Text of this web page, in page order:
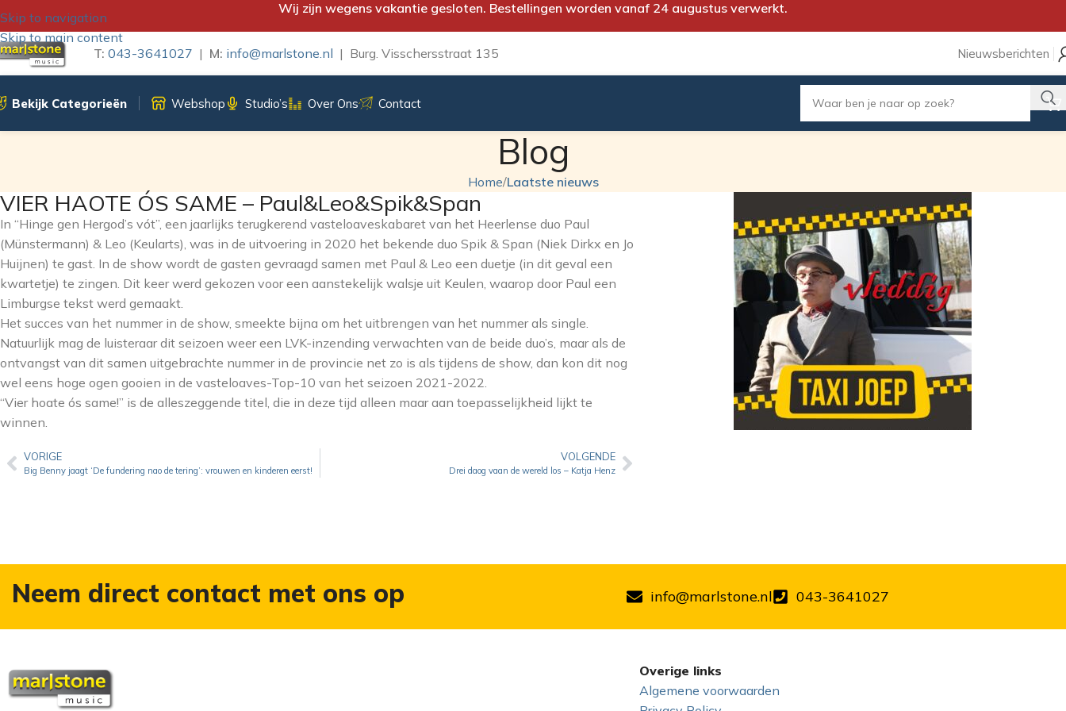
Skip to navigation
Skip to main content
Wij zijn wegens vakantie gesloten. Bestellingen worden vanaf 24 augustus verwerkt.
T: 043-3641027 | M: info@marlstone.nl | Burg. Visschersstraat 135 Nieuwsberichten
Bekijk Categorieën Webshop Studio’s Over Ons Contact
Blog
Home/Laatste nieuws
VIER HAOTE ÓS SAME – Paul&Leo&Spik&Span
In “Hinge gen Hergod’s vót”, een jaarlijks terugkerend vasteloaveskabaret van het Heerlense duo Paul
(Münstermann) & Leo (Keularts), was in de uitvoering in 2020 het bekende duo Spik & Span (Niek Dirkx en Jo
Huijnen) te gast. In de show wordt de gasten gevraagd samen met Paul & Leo een duetje (in dit geval een
kwartetje) te zingen. Dit keer werd gekozen voor een aanstekelijk walsje uit Keulen, waarop door Paul een
Limburgse tekst werd gemaakt.
Het succes van het nummer in de show, smeekte bijna om het uitbrengen van het nummer als single.
Natuurlijk mag de luisteraar dit seizoen weer een LVK-inzending verwachten van de beide duo’s, maar als de
ontvangst van dit samen uitgebrachte nummer in de provincie net zo is als tijdens de show, dan kon dit nog
wel eens hoge ogen gooien in de vasteloaves-Top-10 van het seizoen 2021-2022.
“Vier hoate ós same!” is de alleszeggende titel, die in deze tijd alleen maar aan toepasselijkheid lijkt te
winnen.
VORIGE
Big Benny jaagt ‘De fundering nao de tering’: vrouwen en kinderen eerst!
VOLGENDE
Drei daog vaan de wereld los – Katja Henz
Neem direct contact met ons op info@marlstone.nl 043-3641027
Overige links
Algemene voorwaarden